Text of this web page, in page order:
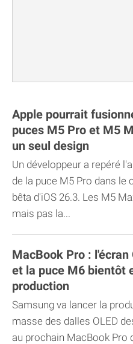
Apple pourrait
puces M5 Pro et M5
un seul design
Un développeur a repéré
de la puce M5 Pro dans le
bêta d'iOS 26.3. Les M5
mais pas la...
MacBook Pro : l'écran
et la puce M6 bientôt
production
Samsung va lancer la
masse des dalles OLED
au prochain MacBook Pro